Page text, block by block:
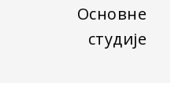
Основне
студије